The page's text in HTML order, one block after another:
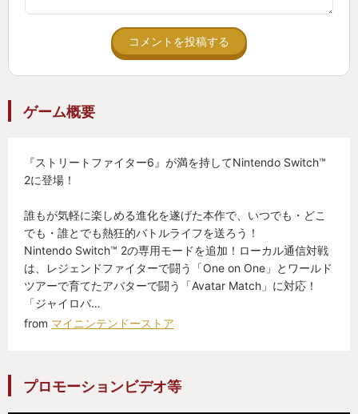
対戦大会などで聞かれるフレーズを自分のプレイ時
自然とテンションあがりますよ！
英語実況には字幕も入れられるし、見ているだけで
も楽しい作品です。
コメントを投稿する
ゲーム概要
『ストリートファイター6』が満を持してNintendo Switch™
2に登場！
誰もが気軽に楽しめる進化を遂げた本作で、いつでも・どこ
でも・誰とでも熱狂的バトルライフを送ろう！
Nintendo Switch™ 2の専用モードを追加！ローカル通信対戦
は、レジェンドファイターで闘う「One on One」とワールド
ツアーで育てたアバターで闘う「Avatar Match」に対応！
「ジャイロバ…
from マイニンテンドーストア
プロモーションビデオ等